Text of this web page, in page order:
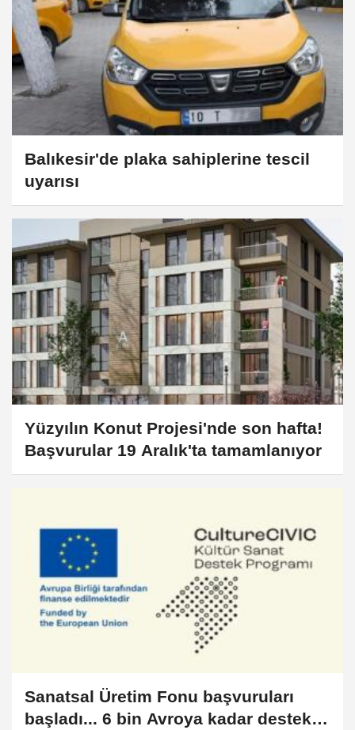
Balıkesir'de plaka sahiplerine tescil
uyarısı
Yüzyılın Konut Projesi'nde son hafta!
Başvurular 19 Aralık'ta tamamlanıyor
Sanatsal Üretim Fonu başvuruları
başladı... 6 bin Avroya kadar destek